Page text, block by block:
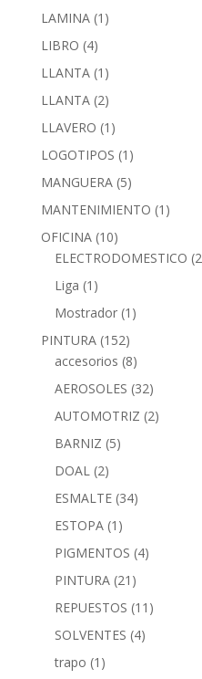
LAMINA (1)
LIBRO (4)
LLANTA (1)
LLANTA (2)
LLAVERO (1)
LOGOTIPOS (1)
MANGUERA (5)
MANTENIMIENTO (1)
OFICINA (10)
ELECTRODOMESTICO
Liga (1)
Mostrador (1)
PINTURA (152)
accesorios (8)
AEROSOLES (32)
AUTOMOTRIZ (2)
BARNIZ (5)
DOAL (2)
ESMALTE (34)
ESTOPA (1)
PIGMENTOS (4)
PINTURA (21)
REPUESTOS (11)
SOLVENTES (4)
trapo (1)